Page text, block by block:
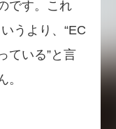
です。これ
うより、“EC
ている”と言